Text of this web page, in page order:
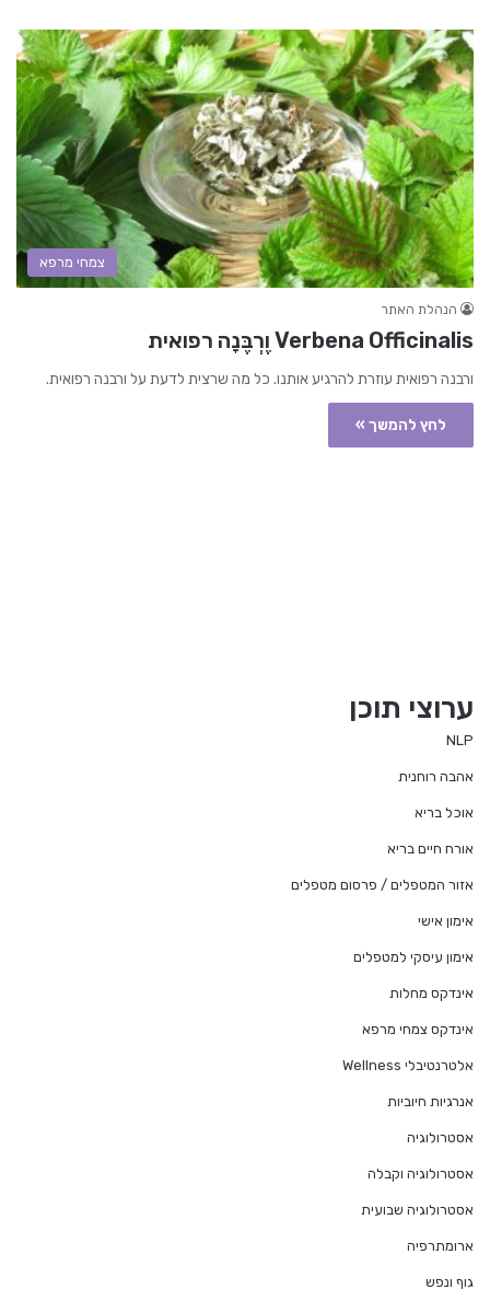
צמחי מרפא
הנהלת האתר
Verbena Officinalis וֶרְבֶּנָה רפואית
ורבנה רפואית עוזרת להרגיע אותנו. כל מה שרצית לדעת על ורבנה רפואית.
לחץ להמשך »
ערוצי תוכן
NLP
אהבה רוחנית
אוכל בריא
אורח חיים בריא
אזור המטפלים / פרסום מטפלים
אימון אישי
אימון עיסקי למטפלים
אינדקס מחלות
אינדקס צמחי מרפא
אלטרנטיבלי Wellness
אנרגיות חיוביות
אסטרולוגיה
אסטרולוגיה וקבלה
אסטרולוגיה שבועית
ארומתרפיה
גוף ונפש